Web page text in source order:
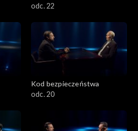
odc. 22
Kod bezpieczeństwa
odc. 20